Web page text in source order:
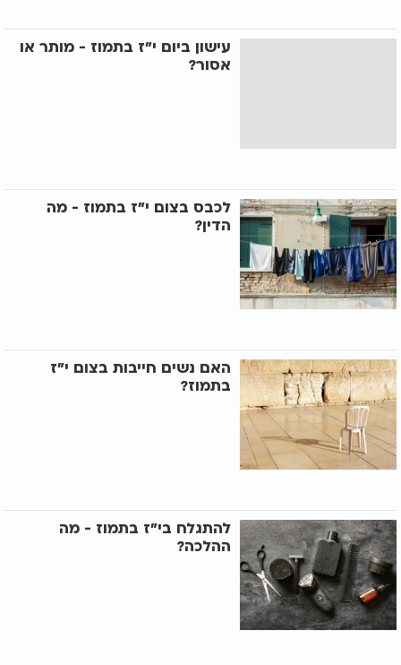
עישון ביום י"ז בתמוז - מותר או
אסור?
לכבס בצום י"ז בתמוז - מה
הדין?
האם נשים חייבות בצום י"ז
בתמוז?
להתגלח בי"ז בתמוז - מה
ההלכה?